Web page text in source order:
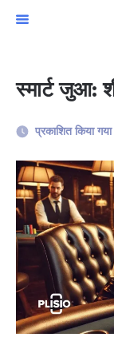
स्मार्ट जुआ:
प्रकाशित किया